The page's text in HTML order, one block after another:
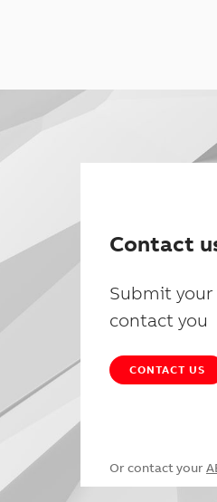
Contact
Submit
contact you
CONTACT US
Or contact your